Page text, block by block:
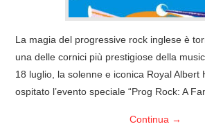
CONTATTI
RELICS – SFALCI E RAMAGLIE
La magia del progressive rock inglese è
una delle cornici più prestigiose della
18 luglio, la solenne e iconica Royal Albert
ospitato l’evento speciale “Prog Rock: A
Continua →